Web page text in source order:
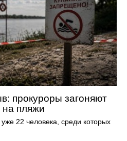
прокуроры загоняют
на пляжи
22 человека, среди которых